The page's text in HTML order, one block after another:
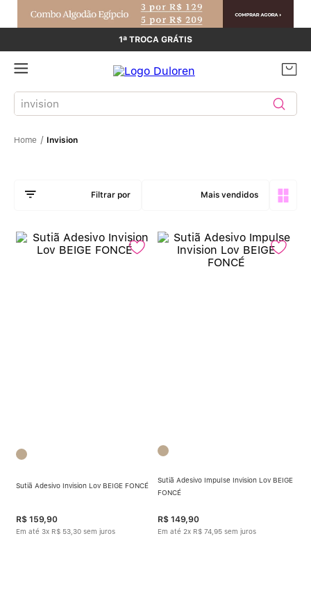
1ª TROCA GRÁTIS
Buscar produtos
Invision
Mais vendidos
Sutiã Adesivo Invision Lov BEIGE FONCÉ
R$ 159,90
Em até 3x R$ 53 30 sem juros
Sutiã Adesivo Impulse Invision Lov BEIGE
FONCÉ
R$ 149,90
Em até 2x R$ 74 95 sem juros